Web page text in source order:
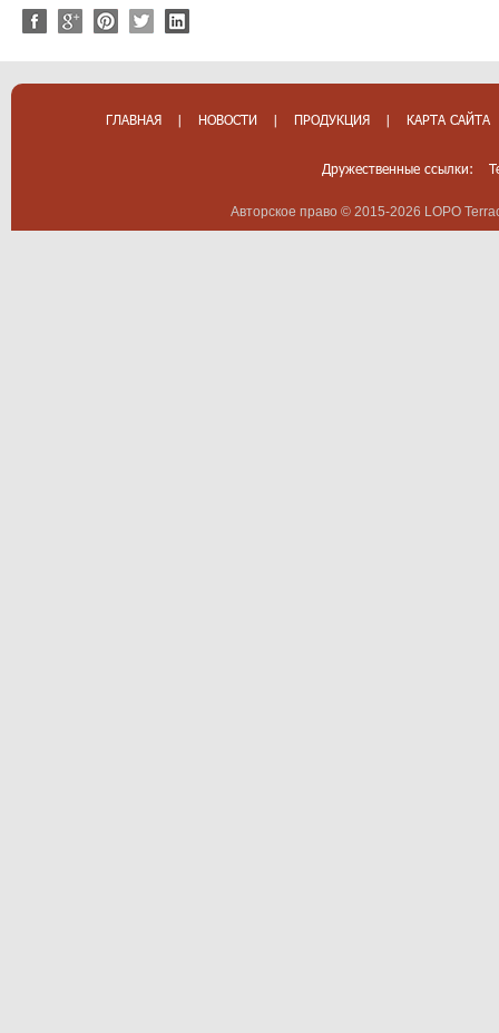
ГЛАВНАЯ | НОВОСТИ | ПРОДУКЦИЯ | КАРТА САЙТА
Дружественные ссылки:
Авторское право © 2015-2026 LOPO